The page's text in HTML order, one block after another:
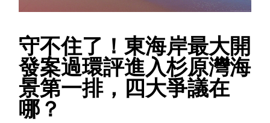
守不住了！東海岸最大開
發案過環評進入杉原灣海
景第一排，四大爭議在
哪？